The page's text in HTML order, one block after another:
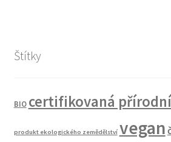
Štítky
BIO certifikovaná
produkt ekologického zemědělství vegan